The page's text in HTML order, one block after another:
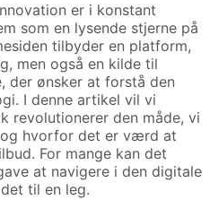
er i konstant
som en lysende stjerne på
tilbyder en platform,
men også en kilde til
der ønsker at forstå den
I denne artikel vil vi
revolutionerer den måde, vi
hvorfor det er værd at
For mange kan det
at navigere i den digitale
til en leg.